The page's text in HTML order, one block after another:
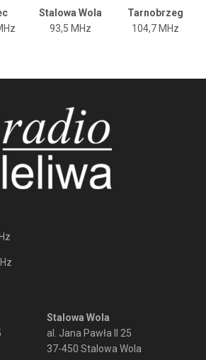
Stalowa Wola
Tarnobrzeg
93,5 MHz 104,7 MHz
Stalowa Wola
al. Jana Pawła II 25
37-450 Stalowa Wola